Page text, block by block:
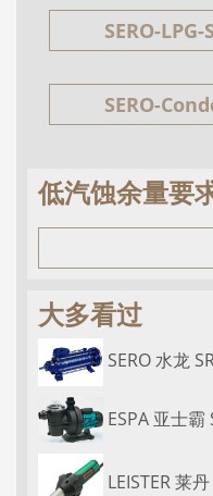
SERO-LPG-
SERO-
低汽蚀余量要
大多看过
SERO 水龙
ESPA 亚士霸
LEISTER 莱